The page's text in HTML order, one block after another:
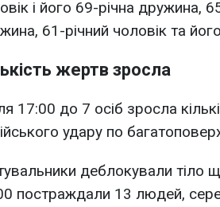
і його 69-річна дружина,
61-річний чоловік та
жертв зросла
17:00 до 7 осіб зросла
удару по
деблокували тіло
постраждали 13 людей,